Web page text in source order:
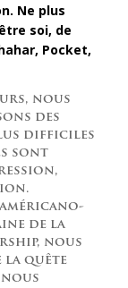
Ne plus
soi, de
Pocket,
nous
des
difficiles
sont
de la
nous
la quête